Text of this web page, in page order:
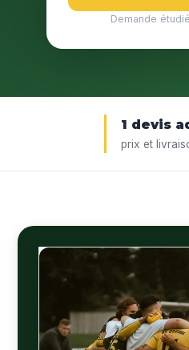
Demande
1 devis
prix et